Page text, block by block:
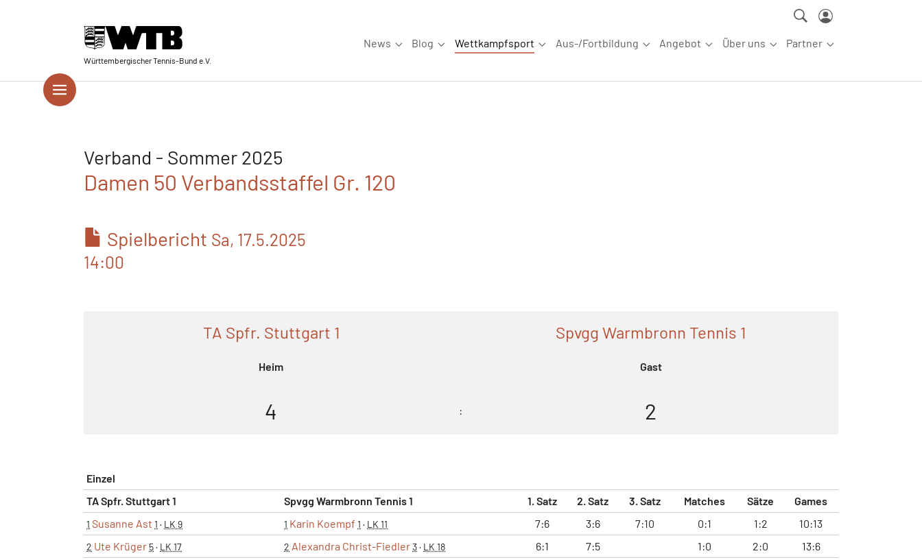
Württembergischer Tennis-Bund e.V.
News
Submenu for "News"
Blog
Submenu for "Blog"
Wettkampfsport
Submenu for "Wettkampfsport"
Aus-/Fortbildung
Submenu for "Aus-/Fortbildung"
Angebot
Submenu for "Angebot"
Über uns
Submenu for "Über uns"
Partner
Submenu for
Verband - Sommer 2025
Damen 50 Verbandsstaffel Gr. 120
Spielbericht Sa, 17.5.2025
14:00
TA Spfr. Stuttgart 1
Heim
Spvgg Warmbronn Tennis 1
Gast
4 : 2
Einzel
TA Spfr. Stuttgart 1
Spvgg Warmbronn Tennis 1 1. Satz 2. Satz 3. Satz Matches Sätze Games
1 Susanne Ast 1 · LK 9 1 Karin Koempf 1 · LK 11 7:6 3:6 7:10 0:1 1:2 10:13
2 Ute Krüger 5· LK 17 2 Alexandra Christ-Fiedler3· LK 18 6:1 7:5 1:0 2:0 13:6